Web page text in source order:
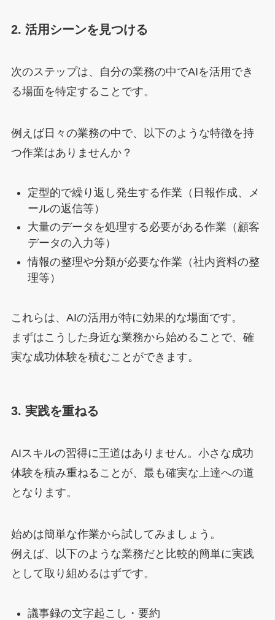
2. 活用シーンを見つける
次のステップは、自分の業務の中でAIを活用でき
る場面を特定することです。
例えば日々の業務の中で、以下のような特徴を持
つ作業はありませんか？
定型的で繰り返し発生する作業（日報作成、メ
ールの返信等）
大量のデータを処理する必要がある作業（顧客
データの入力等）
情報の整理や分類が必要な作業（社内資料の整
理等）
これらは、AIの活用が特に効果的な場面です。
まずはこうした身近な業務から始めることで、確
実な成功体験を積むことができます。
3. 実践を重ねる
AIスキルの習得に王道はありません。小さな成功
体験を積み重ねることが、最も確実な上達への道
となります。
始めは簡単な作業から試してみましょう。
例えば、以下のような業務だと比較的簡単に実践
として取り組めるはずです。
議事録の文字起こし・要約